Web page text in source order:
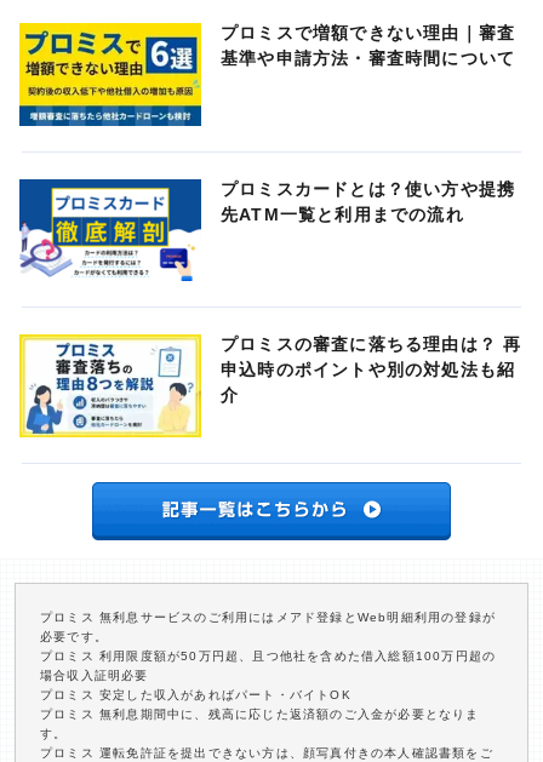
プロミスで増額できない理由｜審査
基準や申請方法・審査時間について
プロミスカードとは？使い方や提携
先ATM一覧と利用までの流れ
プロミスの審査に落ちる理由は？ 再
申込時のポイントや別の対処法も紹
介
プロミス 無利息サービスのご利用にはメアド登録とWeb明細利用の登録が
必要です。
プロミス 利用限度額が50万円超、且つ他社を含めた借入総額100万円超の
場合収入証明必要
プロミス 安定した収入があればパート・バイトOK
プロミス 無利息期間中に、残高に応じた返済額のご入金が必要となりま
す。
プロミス 運転免許証を提出できない方は、顔写真付きの本人確認書類をご